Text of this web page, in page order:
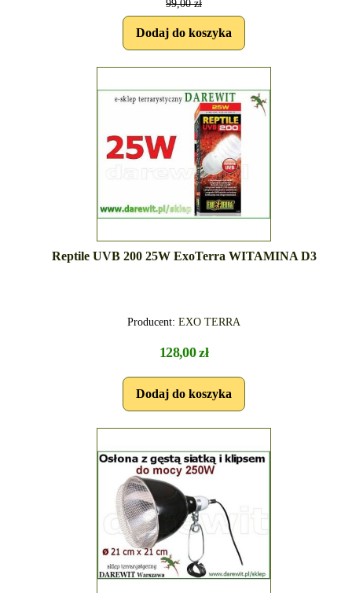
99,00 zł
Reptile UVB 200 25W ExoTerra WITAMINA D3
Producent: EXO TERRA
128,00 zł